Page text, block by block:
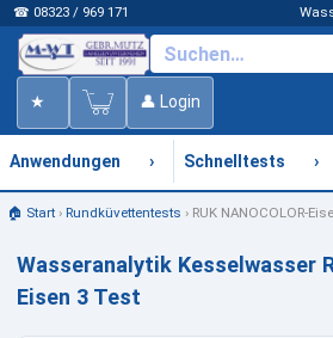
☎ 08323 / 969 171
★ 👤 Login
Anwendungen › Schnelltests ›
🏠 Start› Rundküvettentests › RUK NANOCOLOR-
Wasseranalytik Kesselwasser
Eisen 3 Test